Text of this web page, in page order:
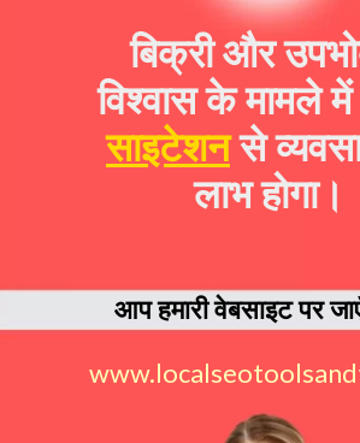
बिक्री और
विश्वास के मामले
साइटेशनसे
लाभ होगा।
आप हमारी वेबसाइट पर